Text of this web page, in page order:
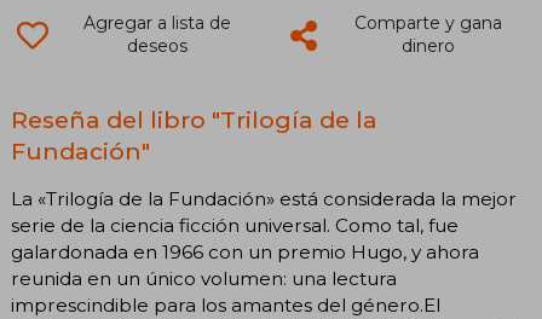
Agregar a lista de
deseos
Comparte y gana
dinero
Reseña del libro "Trilogía de la
Fundación"
La «Trilogía de la Fundación» está considerada la mejor
serie de la ciencia ficción universal. Como tal, fue
galardonada en 1966 con un premio Hugo, y ahora
reunida en un único volumen: una lectura
imprescindible para los amantes del género.El